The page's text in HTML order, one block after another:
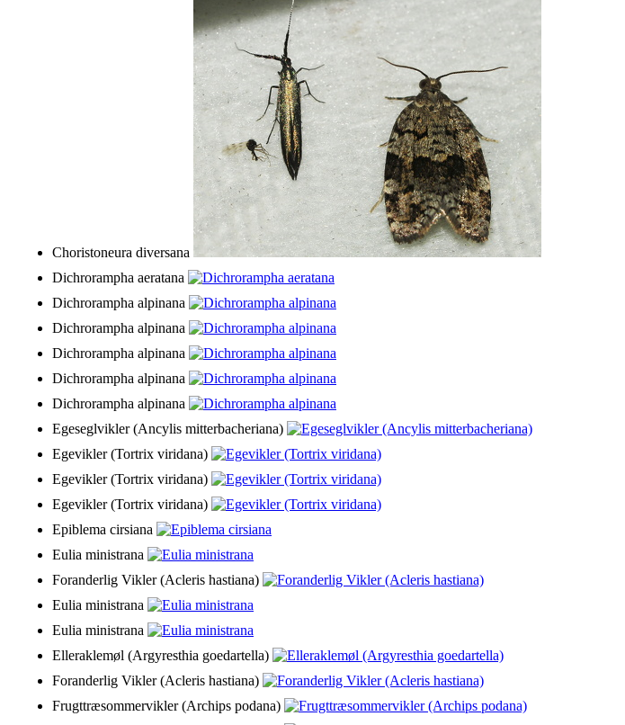
Choristoneura diversana
Dichrorampha aeratana
Dichrorampha alpinana
Dichrorampha alpinana
Dichrorampha alpinana
Dichrorampha alpinana
Dichrorampha alpinana
Egeseglvikler (Ancylis mitterbacheriana)
Egevikler (Tortrix viridana)
Egevikler (Tortrix viridana)
Egevikler (Tortrix viridana)
Epiblema cirsiana
Eulia ministrana
Foranderlig Vikler (Acleris hastiana)
Eulia ministrana
Eulia ministrana
Elleraklemøl (Argyresthia goedartella)
Foranderlig Vikler (Acleris hastiana)
Frugttræsommervikler (Archips podana)